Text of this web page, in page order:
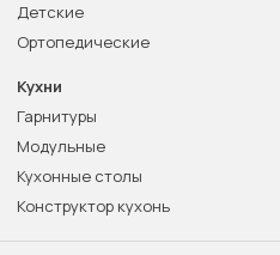
Детские
Ортопедические
Кухни
Гарнитуры
Модульные
Кухонные столы
Конструктор кухонь